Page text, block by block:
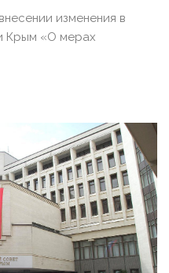
изменения в
Крым «О мерах